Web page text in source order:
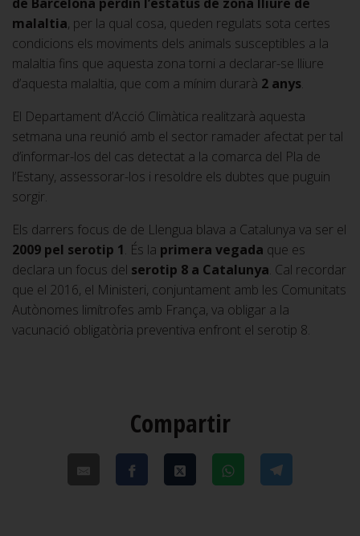
malaltia, per la qual cosa, queden regulats sota certes
condicions els moviments dels animals susceptibles a la
malaltia fins que aquesta zona torni a declarar-se lliure
d’aquesta malaltia, que com a mínim durarà 2 anys.
El Departament d’Acció Climàtica realitzarà aquesta
setmana una reunió amb el sector ramader afectat per tal
d’informar-los del cas detectat a la comarca del Pla de
l’Estany, assessorar-los i resoldre els dubtes que puguin
sorgir.
Els darrers focus de de Llengua blava a Catalunya va ser el
2009 pel serotip 1. És la primera vegada que es
declara un focus del serotip 8 a Catalunya. Cal recordar
que el 2016, el Ministeri, conjuntament amb les Comunitats
Autònomes limítrofes amb França, va obligar a la
vacunació obligatòria preventiva enfront el serotip 8.
Compartir